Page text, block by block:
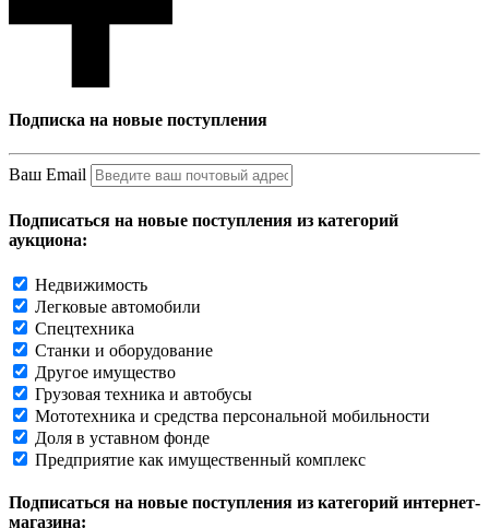
Подписка на новые поступления
Ваш Email
Подписаться на новые поступления из категорий
аукциона:
Недвижимость
Легковые автомобили
Спецтехника
Станки и оборудование
Другое имущество
Грузовая техника и автобусы
Мототехника и средства персональной мобильности
Доля в уставном фонде
Предприятие как имущественный комплекс
Подписаться на новые поступления из категорий интернет-
магазина: